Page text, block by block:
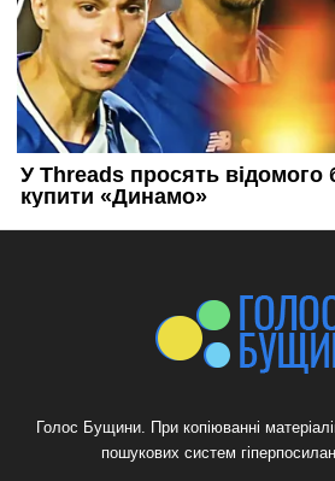
Голос Бущини. При копіюванні
пошукових систем